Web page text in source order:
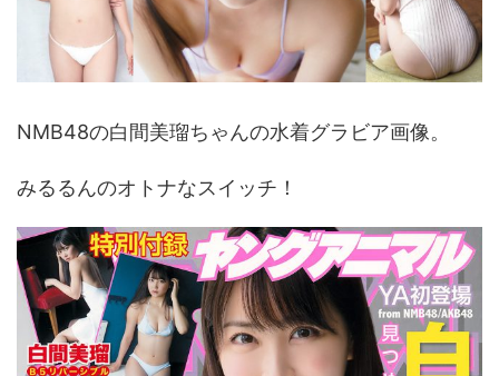
NMB48の白間美瑠ちゃんの水着グラビア画像。
みるるんのオトナなスイッチ！